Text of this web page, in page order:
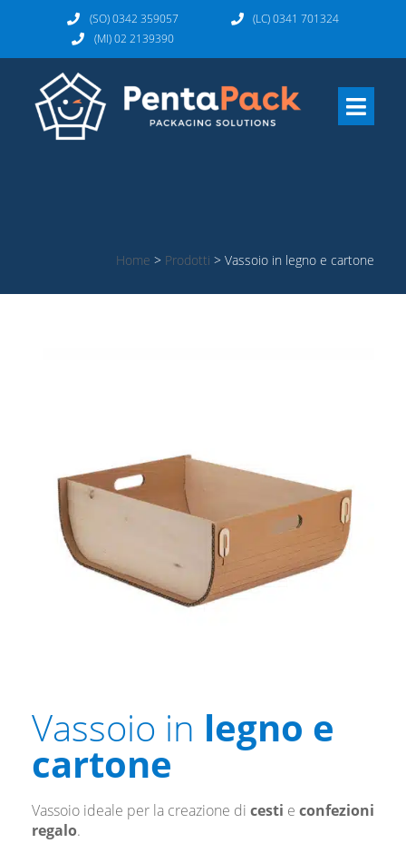
(SO) 0342 359057
(LC) 0341 701324
(MI) 02 2139390
Home > Prodotti > Vassoio in legno e cartone
Vassoio in legno e
cartone
Vassoio ideale per la creazione di cesti e confezioni
regalo.